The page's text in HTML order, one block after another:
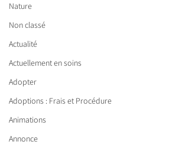
Nature
Non classé
Actualité
Actuellement en soins
Adopter
Adoptions : Frais et Procédure
Animations
Annonce